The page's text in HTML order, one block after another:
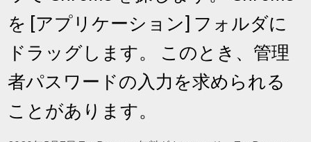
を [アプリケーション] フォルダに
ドラッグします。 このとき、管理
者パスワードの入力を求められる
ことがあります。